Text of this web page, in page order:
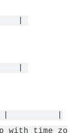
with time zo